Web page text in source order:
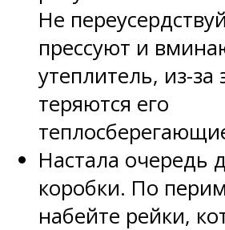
Не
прессуют и
утеплитель, из-за
теряются его
Настала очередь
коробки. По
набейте рейки,